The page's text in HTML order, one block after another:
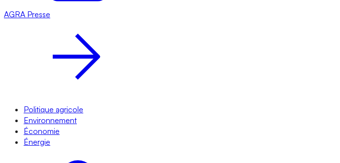
AGRA Presse
Politique agricole
Environnement
Économie
Énergie